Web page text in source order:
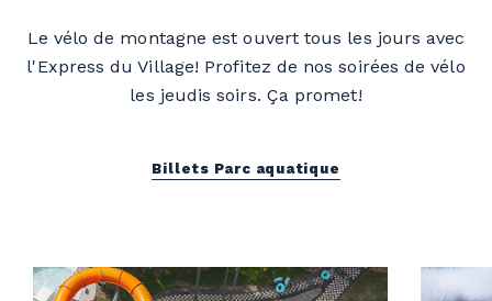
Le vélo de montagne est ouvert tous les jours avec
l'Express du Village! Profitez de nos soirées de vélo
les jeudis soirs. Ça promet!
Billets Parc aquatique